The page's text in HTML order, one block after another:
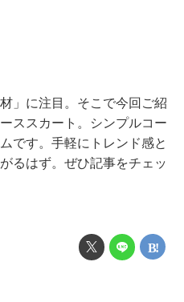
」に注目。そこで今回ご紹
ススカート。シンプルコー
です。手軽にトレンド感と
るはず。ぜひ記事をチェッ